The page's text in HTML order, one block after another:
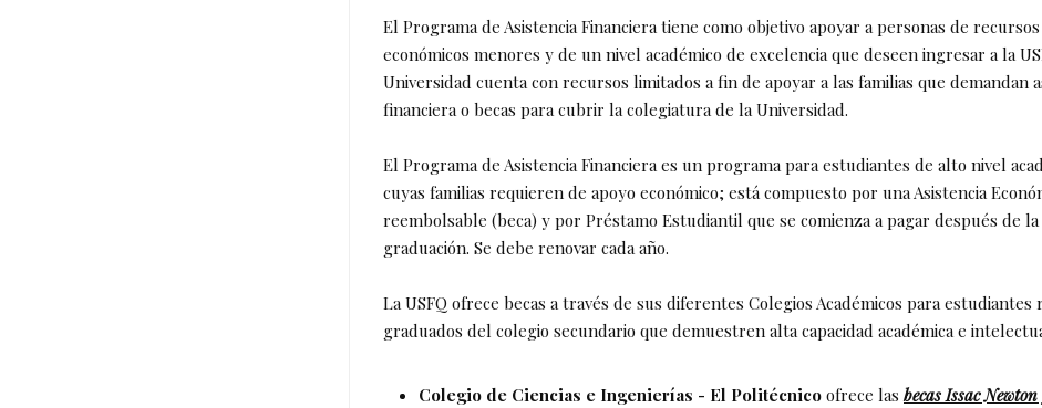
El Programa de Asistencia Financiera tiene como objetivo apoyar a personas de recursos
económicos menores y de un nivel académico de excelencia que deseen ingresar a la
Universidad cuenta con recursos limitados a fin de apoyar a las familias que demandan
financiera o becas para cubrir la colegiatura de la Universidad.
El Programa de Asistencia Financiera es un programa para estudiantes de alto nivel
cuyas familias requieren de apoyo económico; está compuesto por una Asistencia
reembolsable (beca) y por Préstamo Estudiantil que se comienza a pagar después de la
graduación. Se debe renovar cada año.
La USFQ ofrece becas a través de sus diferentes Colegios Académicos para estudiantes
graduados del colegio secundario que demuestren alta capacidad académica e
Colegio de Ciencias e Ingenierías - El Politécnico ofrece lasbecas Issac